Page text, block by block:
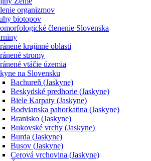
organizmov
biotopov
členenie Slovenska
krajinné oblasti
stromy
vtáčie územia
na Slovensku
Bachureň (Jaskyne)
Beskydské predhorie (Jaskyne)
Biele Karpaty (Jaskyne)
Bodvianska pahorkatina (Jaskyne)
Branisko (Jaskyne)
Bukovské vrchy (Jaskyne)
Burda (Jaskyne)
Busov (Jaskyne)
Cerová vrchovina (Jaskyne)